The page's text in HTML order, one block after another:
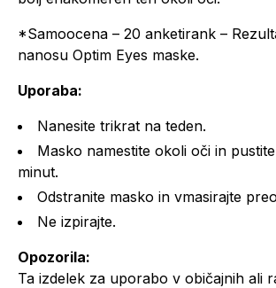
*Samoocena – 20 anketirank –
nanosu Optim Eyes maske.
Uporaba:
Nanesite trikrat na teden.
Masko namestite okoli oči in
minut.
Odstranite masko in vmasirajte
Ne izpirajte.
Opozorila:
Ta izdelek za uporabo v običajnih ali